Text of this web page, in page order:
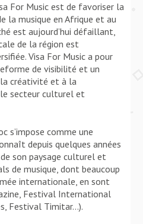
For Music est de favoriser la
la musique en Afrique et au
est aujourd’hui défaillant,
de la région est
Visa For Music a pour
de visibilité et un
créativité et à la
secteur culturel et
s’impose comme une
depuis quelques années
son paysage culturel et
de musique, dont beaucoup
internationale, en sont
Festival International
Festival Timitar…).